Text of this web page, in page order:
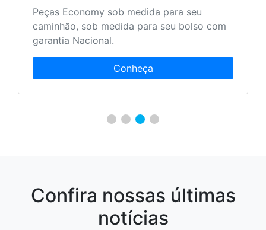
Peças Economy sob medida para seu
caminhão, sob medida para seu bolso com
garantia Nacional.
Conheça
Confira nossas últimas
notícias